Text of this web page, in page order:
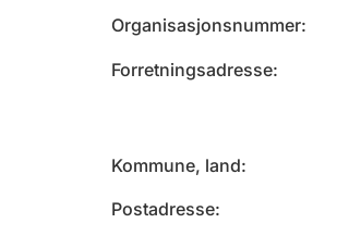
Organisasjonsnummer
Forretningsadresse
Kommune, land
Postadresse